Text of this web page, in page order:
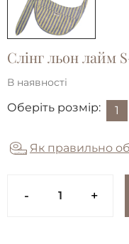
Слінг льон лайм
В наявності
Оберіть розмір: 1
Як правильно
- +